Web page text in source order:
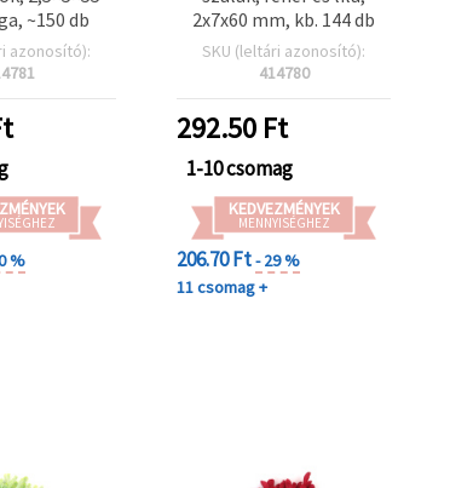
~150 db
azonosító):
%
2x7x60 mm, kb. 144 db
SKU (leltári azonosító):
414780
292.50 Ft
1-10 csomag
KEDVEZMÉNYEK
MENNYISÉGHEZ
206.70 Ft- 29 %
11 csomag +